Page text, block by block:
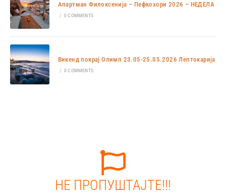
Апартман Филоксенија – Пефкохори 2026 – НЕДЕЛА
/ 0 COMMENTS
Викенд покрај Олимп 23.05-25.05.2026 Лептокарија
/ 0 COMMENTS
НЕ ПРОПУШТАЈТЕ!!!